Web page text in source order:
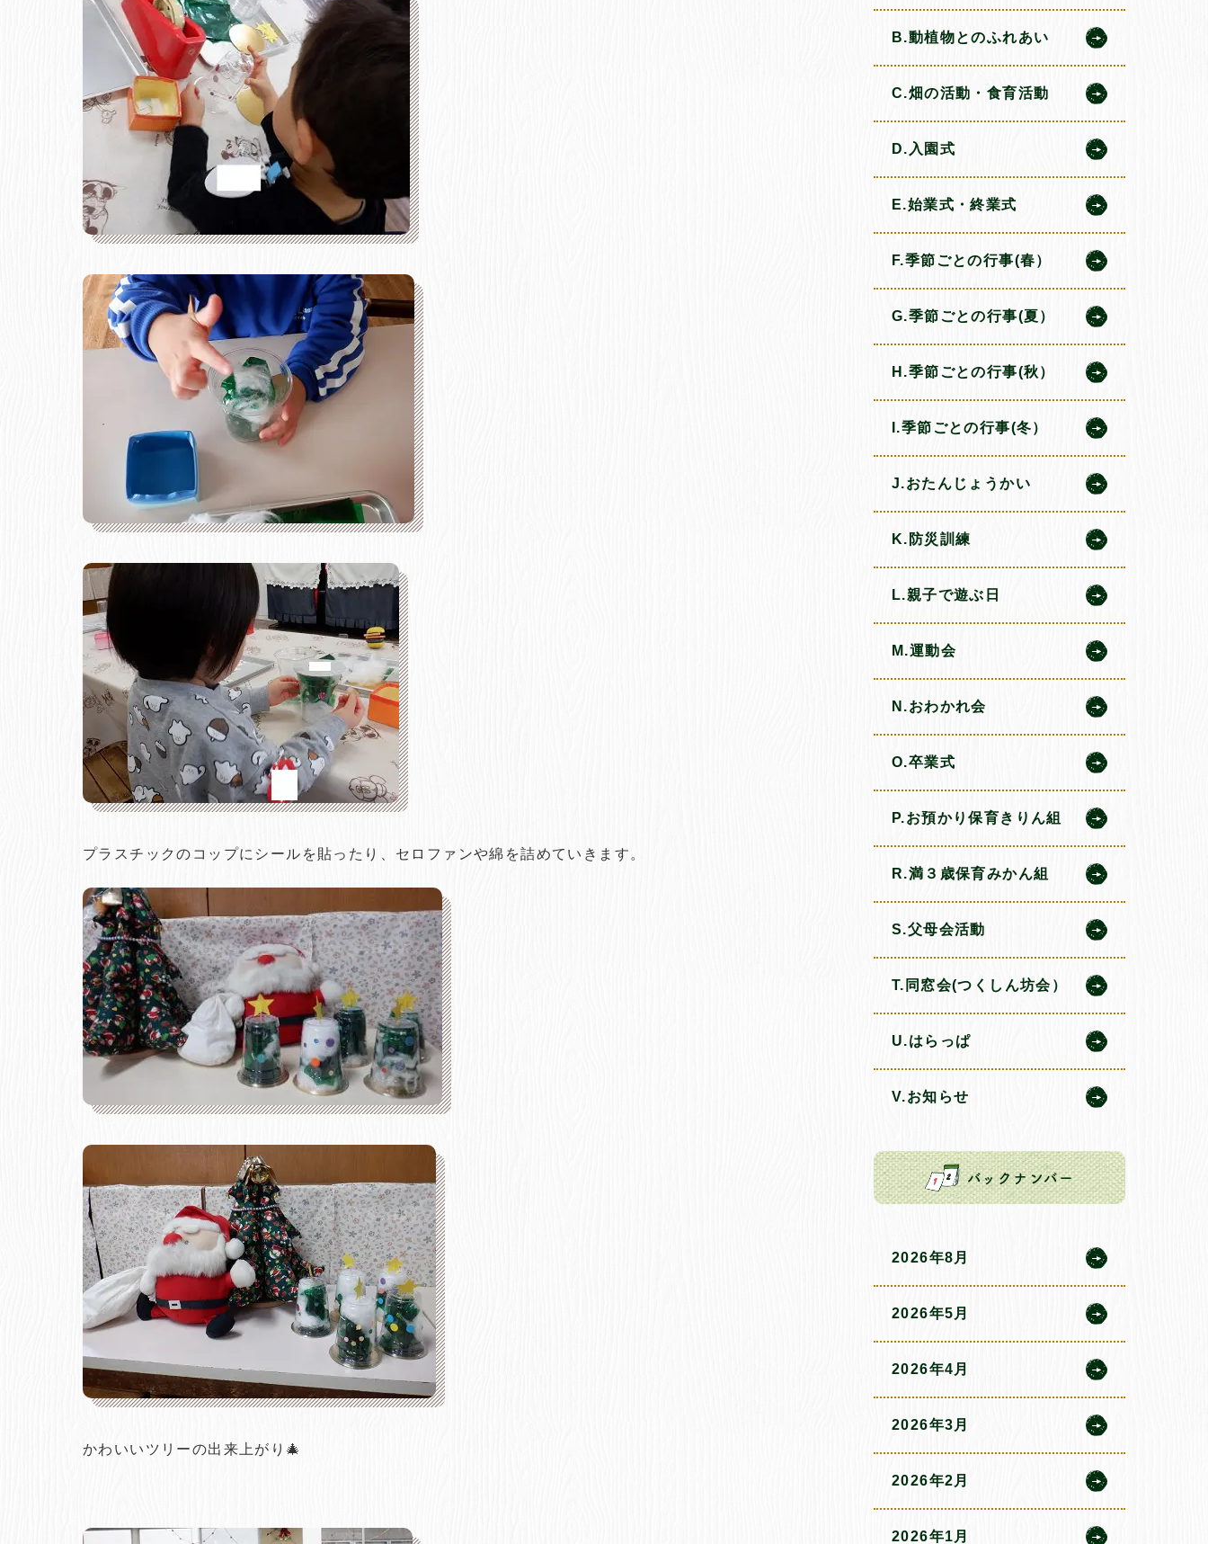
プラスチックのコップにシールを貼ったり、セロファンや綿を詰めていきます。
かわいいツリーの出来上がり🎄
B.動植物とのふれあい
C.畑の活動・食育活動
D.入園式
E.始業式・終業式
F.季節ごとの行事(春）
G.季節ごとの行事(夏）
H.季節ごとの行事(秋）
I.季節ごとの行事(冬）
J.おたんじょうかい
K.防災訓練
L.親子で遊ぶ日
M.運動会
N.おわかれ会
O.卒業式
P.お預かり保育きりん組
R.満３歳保育みかん組
S.父母会活動
T.同窓会(つくしん坊会）
U.はらっぱ
V.お知らせ
バックナンバー
2026年8月
2026年5月
2026年4月
2026年3月
2026年2月
2026年1月